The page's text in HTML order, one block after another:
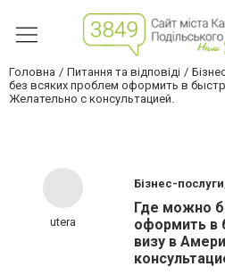
Головна Питання та відповіді
без всяких проблем оформить в
Желательно с консультацией.
utera
Бізнес-
Где можно
оформить в
визу в